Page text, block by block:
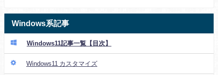
Windows系記事
Windows11記事一覧【目次】
Windows11 カスタマイズ